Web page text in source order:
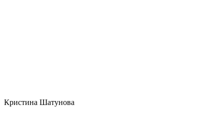
Кристина Шатунова